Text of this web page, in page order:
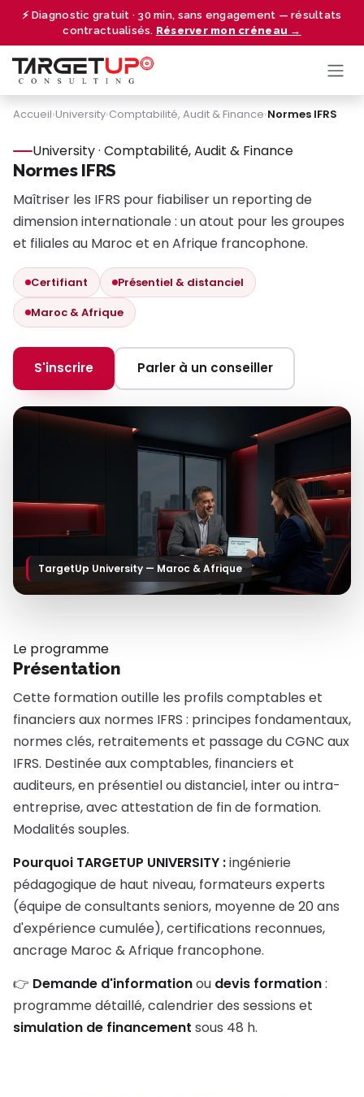
⚡ Diagnostic gratuit · 30 min, sans engagement — résultats
contractualisés. Réserver mon créneau →
Se rendre au contenu
Accueil›University›Comptabilité, Audit & Finance›Normes IFRS
University · Comptabilité, Audit & Finance
Normes IFRS
Maîtriser les IFRS pour fiabiliser un reporting de
dimension internationale : un atout pour les groupes
et filiales au Maroc et en Afrique francophone.
Certifiant
Présentiel & distanciel
Maroc & Afrique
S'inscrire Parler à un conseiller
TargetUp University — Maroc & Afrique
Le programme
Présentation
Cette formation outille les profils comptables et
financiers aux normes IFRS : principes fondamentaux,
normes clés, retraitements et passage du CGNC aux
IFRS. Destinée aux comptables, financiers et
auditeurs, en présentiel ou distanciel, inter ou intra-
entreprise, avec attestation de fin de formation.
Modalités souples.
Pourquoi TARGETUP UNIVERSITY :ingénierie
pédagogique de haut niveau, formateurs experts
(équipe de consultants seniors, moyenne de 20 ans
d'expérience cumulée), certifications reconnues,
ancrage Maroc & Afrique francophone.
👉 Demande d'informationou devis formation:
programme détaillé, calendrier des sessions et
simulation de financement sous 48 h.